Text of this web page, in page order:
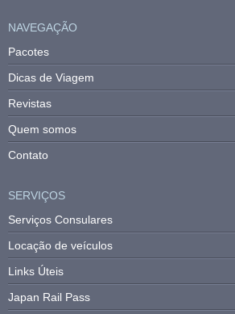
NAVEGAÇÃO
Pacotes
Dicas de Viagem
Revistas
Quem somos
Contato
SERVIÇOS
Serviços Consulares
Locação de veículos
Links Úteis
Japan Rail Pass